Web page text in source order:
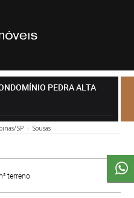
PEDRA ALTA
SP Sousas
terreno